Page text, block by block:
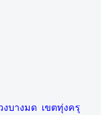
งบางมด เขตทุ่งครุ